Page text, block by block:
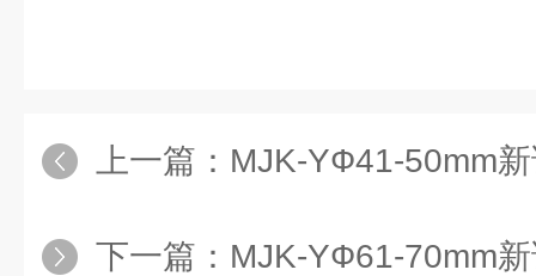
上一篇： MJK-YФ41-50mm新诺型圆
下一篇： MJK-YФ61-70mm新诺型圆